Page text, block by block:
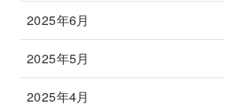
2025年6月
2025年5月
2025年4月